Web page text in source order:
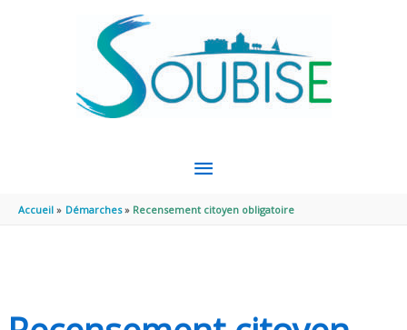
MENU
PRINCIPAL
Accueil Démarches Recensement citoyen obligatoire